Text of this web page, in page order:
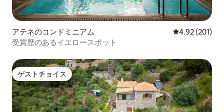
アテネのコンドミニアム レビュー201
4.92 (201)
受賞歴のあるイエロースポット
ゲストチョイス
ゲストチョイス